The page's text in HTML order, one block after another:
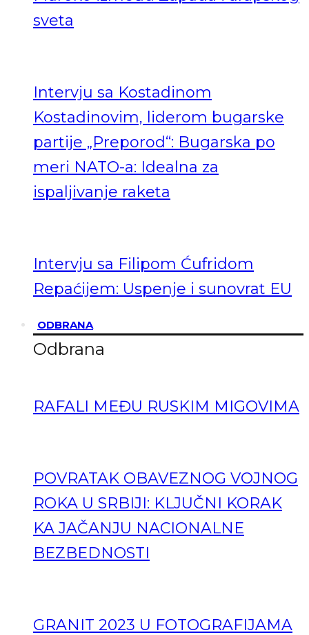
sveta
Intervju sa Kostadinom
Kostadinovim, liderom bugarske
partije „Preporod“: Bugarska po
meri NATO-a: Idealna za
ispaljivanje raketa
Intervju sa Filipom Ćufridom
Repaćijem: Uspenje i sunovrat EU
ODBRANA
Odbrana
RAFALI MEĐU RUSKIM MIGOVIMA
POVRATAK OBAVEZNOG VOJNOG
ROKA U SRBIJI: KLJUČNI KORAK
KA JAČANJU NACIONALNE
BEZBEDNOSTI
GRANIT 2023 U FOTOGRAFIJAMA